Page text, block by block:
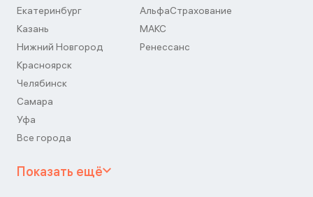
Екатеринбург
Казань
Нижний Новгород
Красноярск
Челябинск
Самара
Уфа
Все города
АльфаСтрахование
МАКС
Ренессанс
Показать ещё